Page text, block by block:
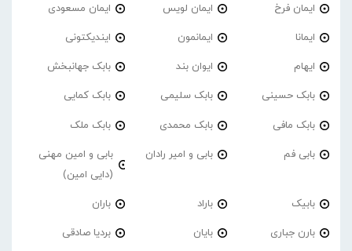
ایمان فرخ ایمان لویس ایمان مسعودی
ایمانا ایمانمون ایندیکتونی
ایهام ایوان بند بابک جهانبخش
بابک حسینی بابک سلیمی بابک کمایی
بابک مافی بابک محمدی بابک ملک
بابی فم بابی و امیر رادان
بابی و امین مهنی
(دایی امین)
بابیک باراد باران
بارن جباری بایان بردیا صادقی